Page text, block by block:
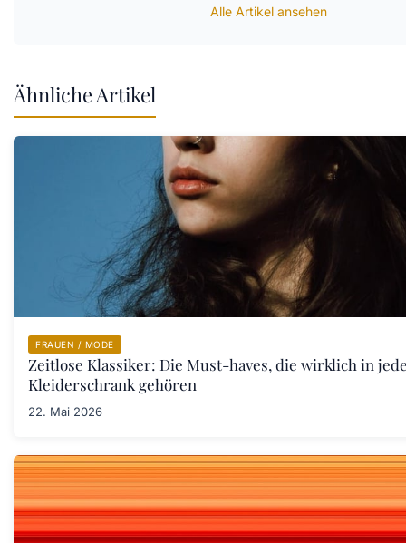
Alle Artikel ansehen
Ähnliche Artikel
FRAUEN / MODE
Zeitlose Klassiker: Die Must-haves, die wirklich in
Kleiderschrank gehören
22. Mai 2026